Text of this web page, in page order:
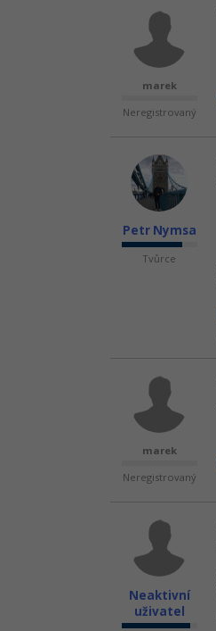
marek
Neregistrovaný
Petr Nymsa
Tvůrce
marek
Neregistrovaný
Neaktivní
uživatel